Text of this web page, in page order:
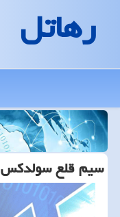
رهاتل
سیم قلع سولدكس